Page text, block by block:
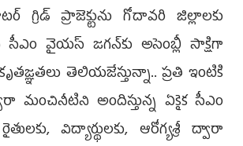
గ్రిడ్‌ ప్రాజెక్టును గోదావరి జిల్లాలకు
సీఎం వైయస్‌ జగన్‌కు అసెంబ్లీ సాక్షిగా
తెలియజేస్తున్నా.. ప్రతి ఇంటికి
మంచినీటిని అందిస్తున్న ఏకైక సీఎం
విద్యార్థులకు, ఆరోగ్యశ్రీ ద్వారా